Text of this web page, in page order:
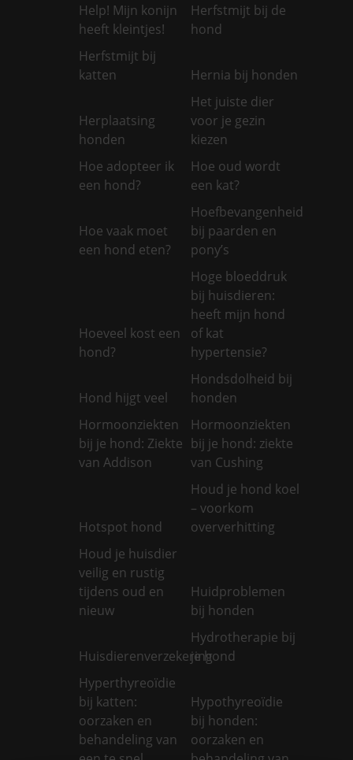
Help! Mijn konijn
heeft kleintjes!
Herfstmijt bij de
hond
Herfstmijt bij
katten
Hernia bij honden
Herplaatsing
honden
Het juiste dier
voor je gezin
kiezen
Hoe adopteer ik
een hond?
Hoe oud wordt
een kat?
Hoe vaak moet
een hond eten?
Hoefbevangenheid
bij paarden en
pony’s
Hoeveel kost een
hond?
Hoge bloeddruk
bij huisdieren:
heeft mijn hond
of kat
hypertensie?
Hond hijgt veel
Hondsdolheid bij
honden
Hormoonziekten
bij je hond: Ziekte
van Addison
Hormoonziekten
bij je hond: ziekte
van Cushing
Hotspot hond
Houd je hond koel
– voorkom
oververhitting
Houd je huisdier
veilig en rustig
tijdens oud en
nieuw
Huidproblemen
bij honden
Huisdierenverzekering
Hydrotherapie bij
je hond
Hyperthyreoïdie
bij katten:
oorzaken en
behandeling van
Hypothyreoïdie
bij honden:
oorzaken en